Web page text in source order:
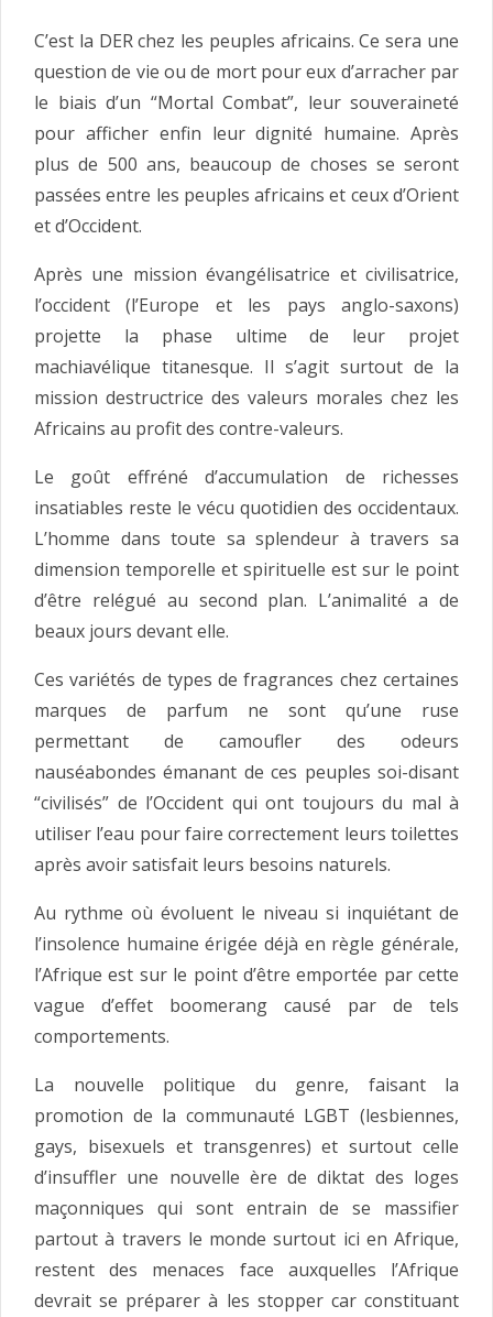
C’est la DER chez les peuples africains. Ce sera une
question de vie ou de mort pour eux d’arracher par
le biais d’un “Mortal Combat”, leur souveraineté
pour afficher enfin leur dignité humaine. Après
plus de 500 ans, beaucoup de choses se seront
passées entre les peuples africains et ceux d’Orient
et d’Occident.
Après une mission évangélisatrice et civilisatrice,
l’occident (l’Europe et les pays anglo-saxons)
projette la phase ultime de leur projet
machiavélique titanesque. Il s’agit surtout de la
mission destructrice des valeurs morales chez les
Africains au profit des contre-valeurs.
Le goût effréné d’accumulation de richesses
insatiables reste le vécu quotidien des occidentaux.
L’homme dans toute sa splendeur à travers sa
dimension temporelle et spirituelle est sur le point
d’être relégué au second plan. L’animalité a de
beaux jours devant elle.
Ces variétés de types de fragrances chez certaines
marques de parfum ne sont qu’une ruse
permettant de camoufler des odeurs
nauséabondes émanant de ces peuples soi-disant
“civilisés” de l’Occident qui ont toujours du mal à
utiliser l’eau pour faire correctement leurs toilettes
après avoir satisfait leurs besoins naturels.
Au rythme où évoluent le niveau si inquiétant de
l’insolence humaine érigée déjà en règle générale,
l’Afrique est sur le point d’être emportée par cette
vague d’effet boomerang causé par de tels
comportements.
La nouvelle politique du genre, faisant la
promotion de la communauté LGBT (lesbiennes,
gays, bisexuels et transgenres) et surtout celle
d’insuffler une nouvelle ère de diktat des loges
maçonniques qui sont entrain de se massifier
partout à travers le monde surtout ici en Afrique,
restent des menaces face auxquelles l’Afrique
devrait se préparer à les stopper car constituant